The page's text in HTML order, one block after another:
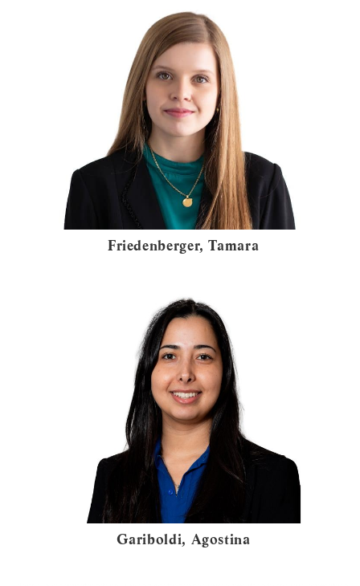
Friedenberger, Tamara
Gariboldi, Agostina